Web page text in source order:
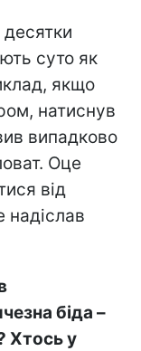
десятки
суто як
якщо
натиснув
випадково
Оце
від
надіслав
біда –
Хтось у